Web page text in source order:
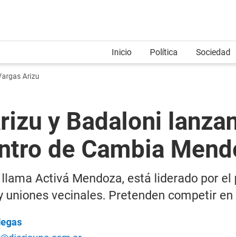
Inicio Política Sociedad
Arizu
y Badaloni
de Cambia
Activá Mendoza, está liderado por
uniones vecinales. Pretenden competir